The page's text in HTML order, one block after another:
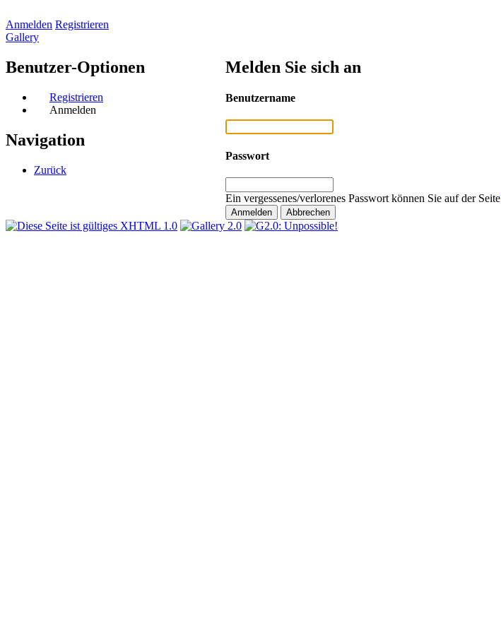
Anmelden Registrieren
Gallery
Benutzer-Optionen
Registrieren
Anmelden
Navigation
Zurück
Melden Sie sich an
Benutzername
Passwort
Ein vergessenes/verlorenes Passwort können Sie auf der Seite